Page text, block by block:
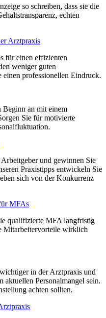
so schreiben, dass sie die
echten
Arztpraxis
für einen effizienten
weniger guten
einen professionellen Eindruck.
an mit einem
Sie für motivierte
und gewinnen Sie
Praxistipps entwickeln Sie
sich von der Konkurrenz
MFAs
qualifizierte MFA langfristig
Mitarbeitervorteile wirklich
in der Arztpraxis und
aktuellen Personalmangel sein.
achten sollten.